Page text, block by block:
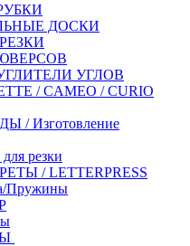
ДОСКИ
УГЛОВ
/ CAMEO / CURIO
Изготовление
резки
/ LETTERPRESS
Пружины